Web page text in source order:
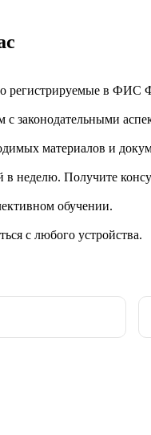
регистрируемые в ФИС
с законодательными
материалов и
неделю. Получите
обучении.
с любого устройства.